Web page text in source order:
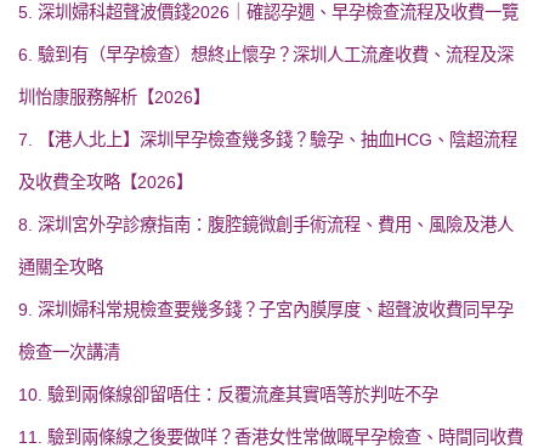
5. 深圳婦科超聲波價錢2026｜確認孕週、早孕檢查流程及收費一覽
6. 驗到有（早孕檢查）想終止懷孕？深圳人工流產收費、流程及深
圳怡康服務解析【2026】
7. 【港人北上】深圳早孕檢查幾多錢？驗孕、抽血HCG、陰超流程
及收費全攻略【2026】
8. 深圳宮外孕診療指南：腹腔鏡微創手術流程、費用、風險及港人
通關全攻略
9. 深圳婦科常規檢查要幾多錢？子宮內膜厚度、超聲波收費同早孕
檢查一次講清
10. 驗到兩條線卻留唔住：反覆流產其實唔等於判咗不孕
11. 驗到兩條線之後要做咩？香港女性常做嘅早孕檢查、時間同收費